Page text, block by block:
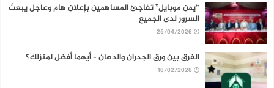
“يمن موبايل” تفاجئ المساهمين بإعلان هام وعاجل يبعث
السرور لدى الجميع
25/04/2026
الفرق بين ورق الجدران والدهان – أيهما أفضل لمنزلك؟
16/02/2026